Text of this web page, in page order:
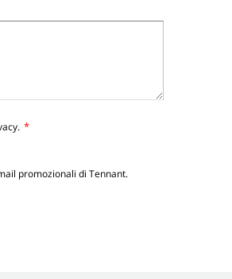
*
promozionali di Tennant.